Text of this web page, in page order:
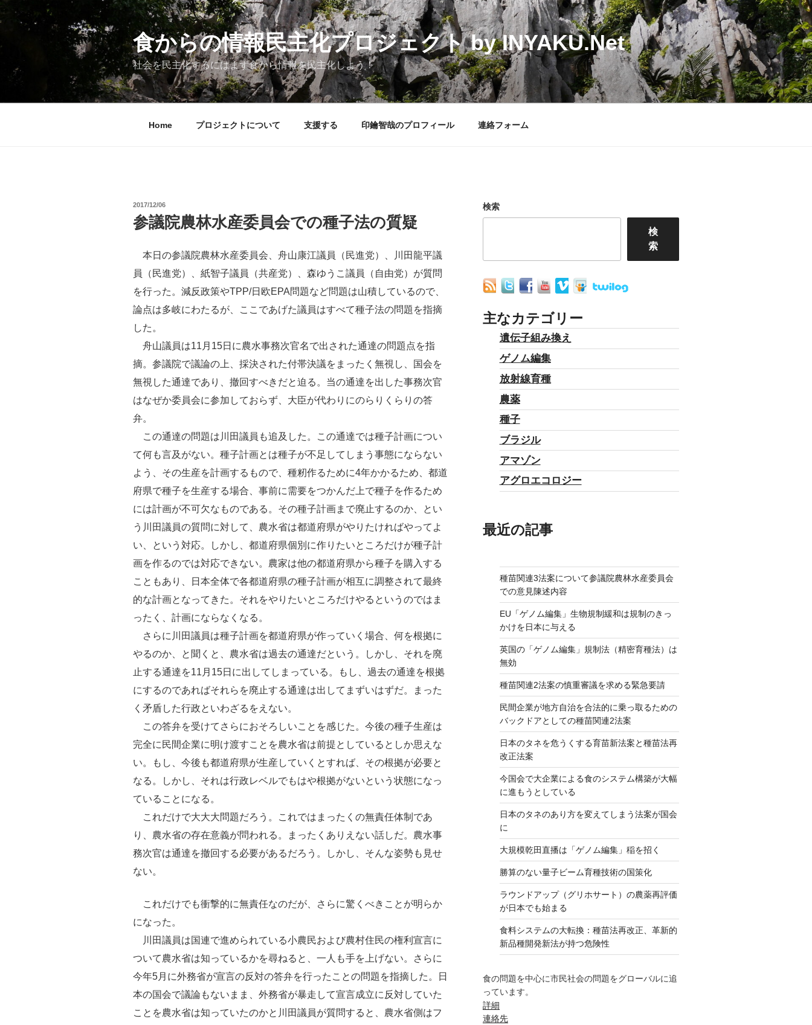
ン
ン
食からの情報民主化プロジェクト by INYAKU.Net
社会を民主化するにはまず食から情報を民主化しよう！
Home プロジェクトについて 支援する 印鑰智哉のプロフィール 連絡フォーム
投
日:
2017/12/06
参議院農林水産委員会での種子法の質疑
本日の参議院農林水産委員会、舟山康江議員（民進党）、川田龍平議
員（民進党）、紙智子議員（共産党）、森ゆうこ議員（自由党）が質問
を行った。減反政策やTPP/日欧EPA問題など問題は山積しているので、
論点は多岐にわたるが、ここであげた議員はすべて種子法の問題を指摘
した。
舟山議員は11月15日に農水事務次官名で出された通達の問題点を指
摘。参議院で議論の上、採決された付帯決議をまったく無視し、国会を
無視した通達であり、撤回すべきだと迫る。当の通達を出した事務次官
はなぜか委員会に参加しておらず、大臣が代わりにのらりくらりの答
弁。
この通達の問題は川田議員も追及した。この通達では種子計画につい
て何も言及がない。種子計画とは種子が不足してしまう事態にならない
よう、その生産を計画するもので、種籾作るために4年かかるため、都道
府県で種子を生産する場合、事前に需要をつかんだ上で種子を作るため
には計画が不可欠なものである。その種子計画まで廃止するのか、とい
う川田議員の質問に対して、農水省は都道府県がやりたければやってよ
い、という対応。しかし、都道府県個別に作りたいところだけが種子計
画を作るのでは対応できない。農家は他の都道府県から種子を購入する
こともあり、日本全体で各都道府県の種子計画が相互に調整されて最終
的な計画となってきた。それをやりたいところだけやるというのではま
ったく、計画にならなくなる。
さらに川田議員は種子計画を都道府県が作っていく場合、何を根拠に
やるのか、と聞くと、農水省は過去の通達だという。しかし、それを廃
止する通達を11月15日に出してしまっている。もし、過去の通達を根拠
にするのであればそれらを廃止する通達は出してまずいはずだ。まった
く矛盾した行政といわざるをえない。
この答弁を受けてさらにおそろしいことを感じた。今後の種子生産は
完全に民間企業に明け渡すことを農水省は前提としているとしか思えな
い。もし、今後も都道府県が生産していくとすれば、その根拠が必要と
なる。しかし、それは行政レベルでもはや根拠がないという状態になっ
ていることになる。
これだけで大大大問題だろう。これではまったくの無責任体制であ
り、農水省の存在意義が問われる。まったくありえない話しだ。農水事
務次官は通達を撤回する必要があるだろう。しかし、そんな姿勢も見せ
ない。
これだけでも衝撃的に無責任なのだが、さらに驚くべきことが明らか
になった。
川田議員は国連で進められている小農民および農村住民の権利宣言に
ついて農水省は知っているかを尋ねると、一人も手を上げない。さらに
今年5月に外務省が宣言の反対の答弁を行ったことの問題を指摘した。日
本の国会で議論もないまま、外務省が暴走して宣言成立に反対していた
ことを農水省は知っていたのかと川田議員が質問すると、農水省側はフ
検索
検
索
主なカテゴリー
遺伝子組み換え
ゲノム編集
放射線育種
農薬
種子
ブラジル
アマゾン
アグロエコロジー
最近の記事
種苗関連3法案について参議院農林水産委員会
での意見陳述内容
EU「ゲノム編集」生物規制緩和は規制のきっ
かけを日本に与える
英国の「ゲノム編集」規制法（精密育種法）は
無効
種苗関連2法案の慎重審議を求める緊急要請
民間企業が地方自治を合法的に乗っ取るための
バックドアとしての種苗関連2法案
日本のタネを危うくする育苗新法案と種苗法再
改正法案
今国会で大企業による食のシステム構築が大幅
に進もうとしている
日本のタネのあり方を変えてしまう法案が国会
に
大規模乾田直播は「ゲノム編集」稲を招く
勝算のない量子ビーム育種技術の国策化
ラウンドアップ（グリホサート）の農薬再評価
が日本でも始まる
食料システムの大転換：種苗法再改正、革新的
新品種開発新法が持つ危険性
食の問題を中心に市民社会の問題をグローバルに追
っています。
詳細
連絡先